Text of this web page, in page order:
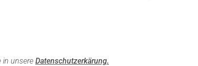
in unsere Datenschutzerkärung.